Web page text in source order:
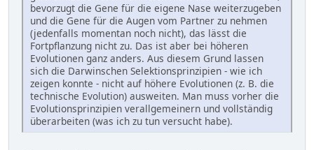
bevorzugt die Gene für die eigene Nase weiterzugeben
und die Gene für die Augen vom Partner zu nehmen
(jedenfalls momentan noch nicht), das lässt die
Fortpflanzung nicht zu. Das ist aber bei höheren
Evolutionen ganz anders. Aus diesem Grund lassen
sich die Darwinschen Selektionsprinzipien - wie ich
zeigen konnte - nicht auf höhere Evolutionen (z. B. die
technische Evolution) ausweiten. Man muss vorher die
Evolutionsprinzipien verallgemeinern und vollständig
überarbeiten (was ich zu tun versucht habe).